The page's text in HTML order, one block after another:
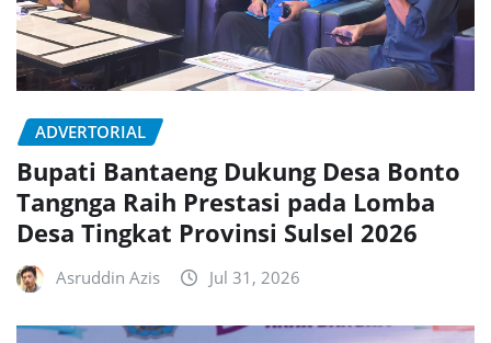
ADVERTORIAL
Bupati Bantaeng Dukung Desa Bonto
Tangnga Raih Prestasi pada Lomba
Desa Tingkat Provinsi Sulsel 2026
Asruddin Azis Jul 31, 2026